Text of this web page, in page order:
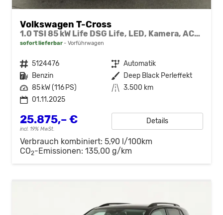
Volkswagen T-Cross
1.0 TSI 85 kW Life DSG Life, LED, Kamera, ACC, Side, Winter, 17-Zoll, 3-J. Garantie
sofort lieferbar Vorführwagen
Fahrzeugnr. 5124476 Getriebe Automatik
Kraftstoff Benzin Außenfarbe Deep Black Perleffekt
Leistung 85 kW (116 PS) Kilometerstand 3.500 km
01.11.2025
25.875,– €
incl. 19% MwSt.
Details
Verbrauch kombiniert: 5,90 l/100km
CO2-Emissionen: 135,00 g/km